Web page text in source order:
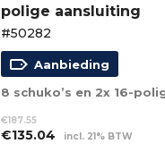
polige aansluiting
#50282
Aanbieding
€187.55
Oorspronkelijke
€135.04Huidige
incl. 21% BTW